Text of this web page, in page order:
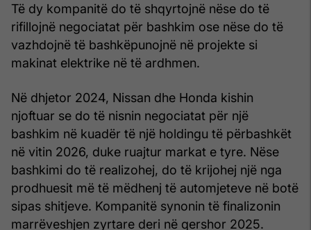
Të dy kompanitë do të shqyrtojnë nëse do të
rifillojnë negociatat për bashkim ose nëse do të
vazhdojnë të bashkëpunojnë në projekte si
makinat elektrike në të ardhmen.
Në dhjetor 2024, Nissan dhe Honda kishin
njoftuar se do të nisnin negociatat për një
bashkim në kuadër të një holdingu të përbashkët
në vitin 2026, duke ruajtur markat e tyre. Nëse
bashkimi do të realizohej, do të krijohej një nga
prodhuesit më të mëdhenj të automjeteve në botë
sipas shitjeve. Kompanitë synonin të finalizonin
marrëveshjen zyrtare deri në qershor 2025.